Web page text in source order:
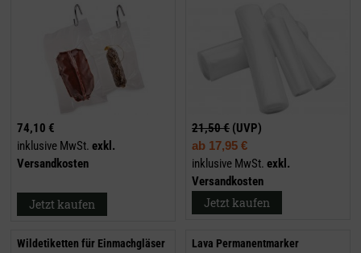
74,10 €
inklusive MwSt. exkl.
Versandkosten
Jetzt kaufen
21,50 € (UVP)
ab 17,95 €
inklusive MwSt. exkl.
Versandkosten
Jetzt kaufen
Wildetiketten für Einmachgläser Lava Permanentmarker